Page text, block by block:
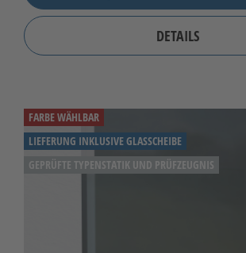
DETAILS
FARBE WÄHLBAR
LIEFERUNG INKLUSIVE GLASSCHEIBE
GEPRÜFTE TYPENSTATIK UND PRÜFZEUGNIS